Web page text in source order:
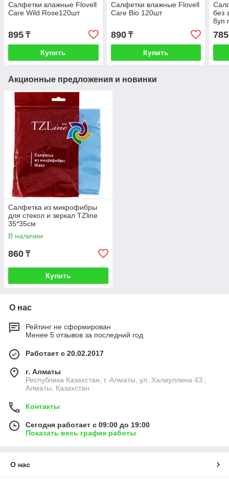
Салфетки влажные Flovell
Care Wild Rose120шт
895 ₸
Купить
Салфетки влажные Flovell
Care Bio 120шт
890₸
Купить
без
8уп
785
Акционные предложения и новинки
Салфетка из микрофибры
для стекол и зеркал TZline
35*35см
В наличии
860 ₸
Купить
О нас
Рейтинг не сформирован
Менее 5 отзывов за последний год
Работает с 20.02.2017
г. Алматы
Республика Казахстан, г. Алматы, ул. Халиуллина 43.,
Алматы, Казахстан
Контакты
Сегодня работает с 09:00 до 19:00
Показать весь график работы
О нас